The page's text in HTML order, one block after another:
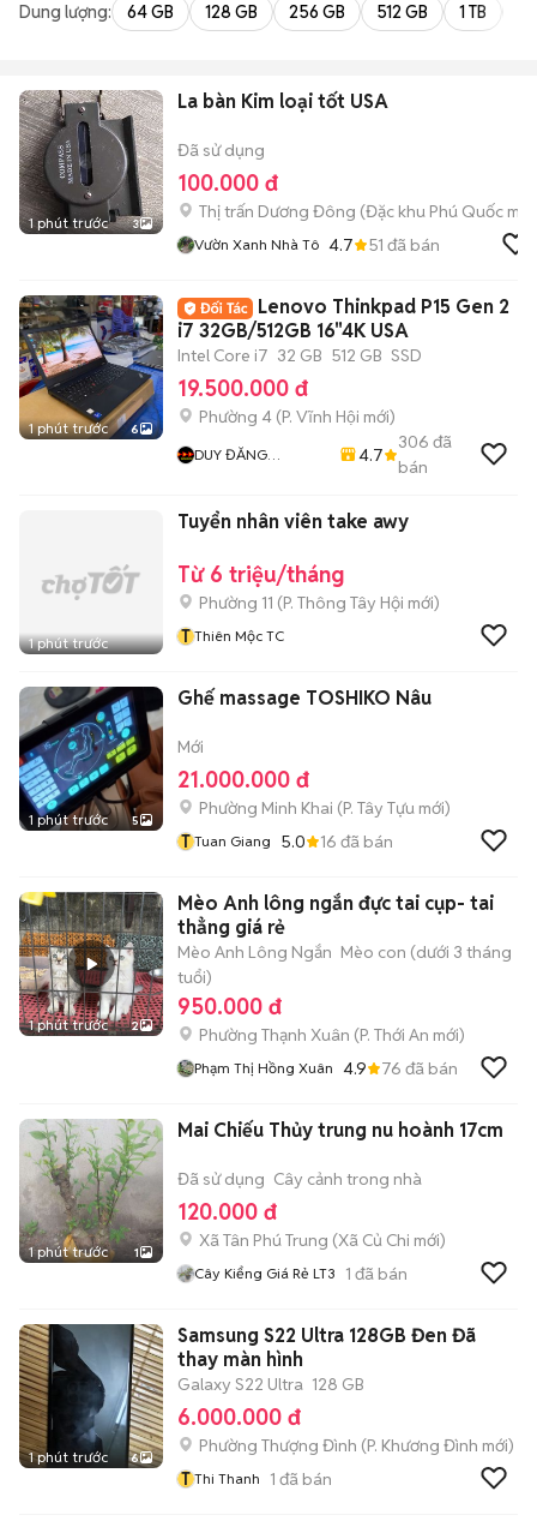
Dung lượng: 64 GB 128 GB 256 GB 512 GB 1 TB
1 phút trước 3
La bàn Kim loại tốt USA
Đã sử dụng
100.000 đ
Thị trấn Dương Đông (Đặc khu Phú Quốc
Vườn Xanh Nhà Tô 4.7 51 đã bán
1 phút trước 6
Lenovo Thinkpad P15 Gen 2
i7 32GB/512GB 16"4K USA
Intel Core i7 32 GB 512 GB SSD
19.500.000 đ
Phường 4 (P. Vĩnh Hội mới)
DUY ĐĂNG
4.7
306 đã
bán
1 phút trước
Tuyển nhân viên take awy
Từ 6 triệu/tháng
Phường 11 (P. Thông Tây Hội mới)
T Thiên Mộc TC
1 phút trước 5
Ghế massage TOSHIKO Nâu
Mới
21.000.000 đ
Phường Minh Khai (P. Tây Tựu mới)
T Tuan Giang 5.0 16 đã bán
1 phút trước 2
Mèo Anh lông ngắn đực tai cụp- tai
thẳng giá rẻ
Mèo Anh Lông Ngắn Mèo con (dưới 3 tháng
tuổi)
950.000 đ
Phường Thạnh Xuân (P. Thới An mới)
Phạm Thị Hồng Xuân 4.9 76 đã bán
1 phút trước 1
Mai Chiếu Thủy trung nu hoành 17cm
Đã sử dụng Cây cảnh trong nhà
120.000 đ
Xã Tân Phú Trung (Xã Củ Chi mới)
Cây Kiểng Giá Rẻ LT3 1 đã bán
1 phút trước 6
Samsung S22 Ultra 128GB Đen Đã
thay màn hình
Galaxy S22 Ultra 128 GB
6.000.000 đ
Phường Thượng Đình (P. Khương Đình mới)
T Thi Thanh 1 đã bán